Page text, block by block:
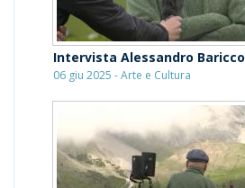
Intervista Alessandro Baricco
06 giu 2025 - Arte e Cultura